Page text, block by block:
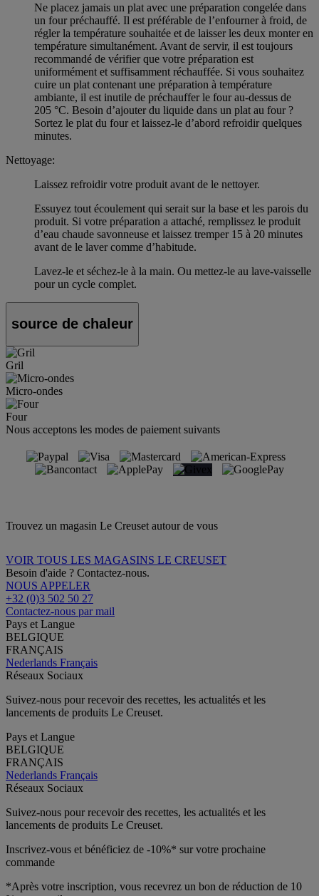
Ne placez jamais un plat avec une préparation congelée dans
un four préchauffé. Il est préférable de l’enfourner à froid, de
régler la température souhaitée et de laisser les deux monter en
température simultanément. Avant de servir, il est toujours
recommandé de vérifier que votre préparation est
uniformément et suffisamment réchauffée. Si vous souhaitez
cuire un plat contenant une préparation à température
ambiante, il est inutile de préchauffer le four au-dessus de
205 °C. Besoin d’ajouter du liquide dans un plat au four ?
Sortez le plat du four et laissez-le d’abord refroidir quelques
minutes.
Nettoyage:
Laissez refroidir votre produit avant de le nettoyer.
Essuyez tout écoulement qui serait sur la base et les parois du
produit. Si votre préparation a attaché, remplissez le produit
d’eau chaude savonneuse et laissez tremper 15 à 20 minutes
avant de le laver comme d’habitude.
Lavez-le et séchez-le à la main. Ou mettez-le au lave-vaisselle
pour un cycle complet.
source de chaleur
Gril
Micro-ondes
Four
Nous acceptons les modes de paiement suivants
Trouvez un magasin Le Creuset autour de vous
VOIR TOUS LES MAGASINS LE CREUSET
Besoin d'aide ? Contactez-nous.
NOUS APPELER
+32 (0)3 502 50 27
Contactez-nous par mail
Pays et Langue
BELGIQUE
FRANÇAIS
Nederlands Français
Réseaux Sociaux
Suivez-nous pour recevoir des recettes, les actualités et les
lancements de produits Le Creuset.
Pays et Langue
BELGIQUE
FRANÇAIS
Nederlands Français
Réseaux Sociaux
Suivez-nous pour recevoir des recettes, les actualités et les
lancements de produits Le Creuset.
Inscrivez-vous et bénéficiez de -10%* sur votre prochaine
commande
*Après votre inscription, vous recevrez un bon de réduction de 10